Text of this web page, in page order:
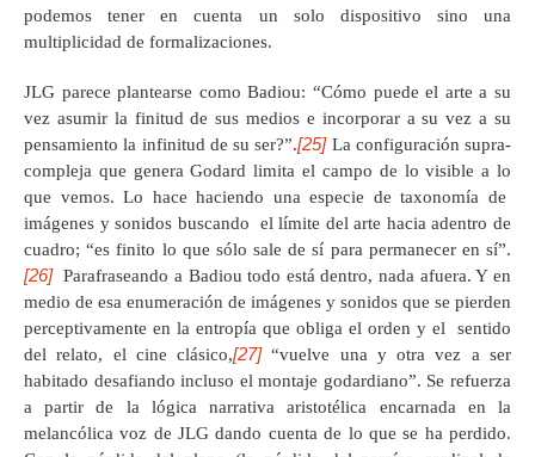
podemos tener en cuenta un solo dispositivo sino una
multiplicidad de formalizaciones.
JLG parece plantearse como Badiou: “Cómo puede el arte a su
vez asumir la finitud de sus medios e incorporar a su vez a su
pensamiento la infinitud de su ser?”.[25]La configuración supra-
compleja que genera Godard limita el campo de lo visible a lo
que vemos. Lo hace haciendo una especie de taxonomía de
imágenes y sonidos buscando el límite del arte hacia adentro de
cuadro; “es finito lo que sólo sale de sí para permanecer en sí”.
[26]Parafraseando a Badiou todo está dentro, nada afuera. Y en
medio de esa enumeración de imágenes y sonidos que se pierden
perceptivamente en la entropía que obliga el orden y el sentido
del relato, el cine clásico,[27]“vuelve una y otra vez a ser
habitado desafiando incluso el montaje godardiano”. Se refuerza
a partir de la lógica narrativa aristotélica encarnada en la
melancólica voz de JLG dando cuenta de lo que se ha perdido.